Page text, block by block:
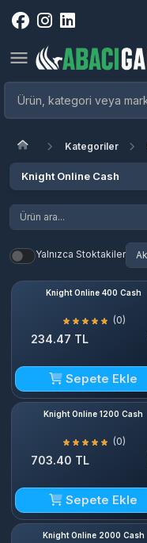
Kategoriler
Knight Online Cash
Yalnızca Stoktakiler
Knight Online 400 Cash
(0)
234.47 TL
Sepete Ekle
Knight Online 1200 Cash
(0)
703.40 TL
Sepete Ekle
Knight Online 2000 Cash